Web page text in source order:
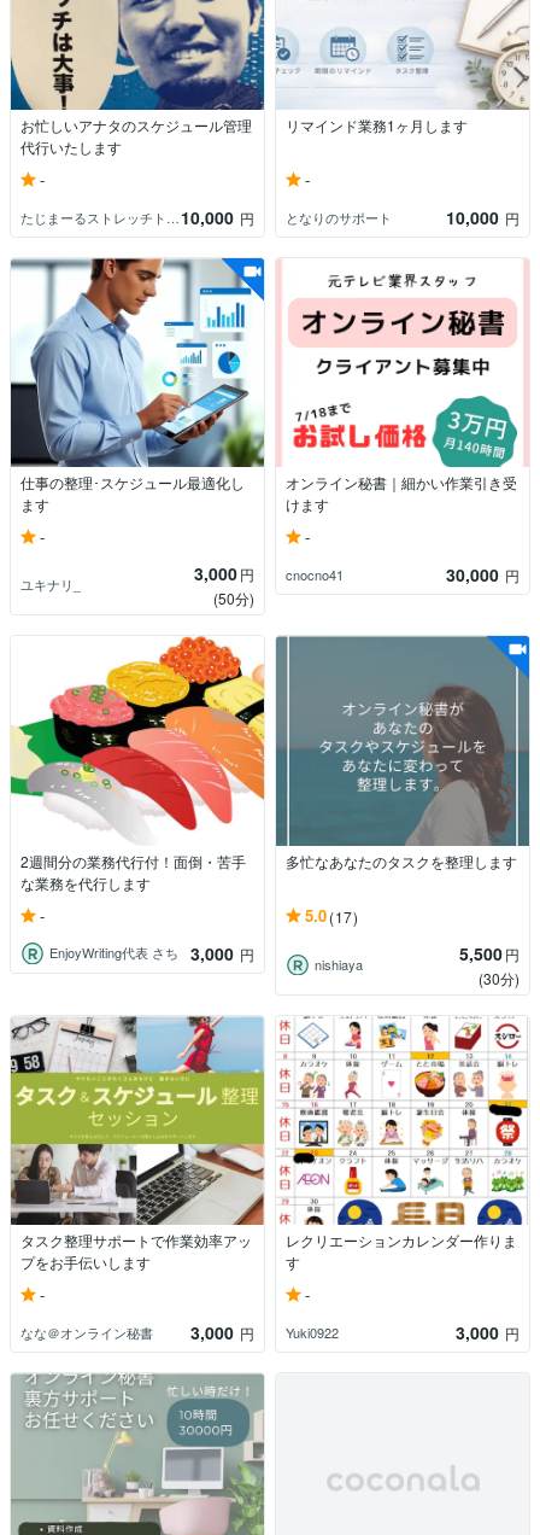
お忙しいアナタのスケジュール管理
代行いたします
-
たじまーるストレッチトレーナー 10,000 円
リマインド業務1ヶ月します
-
となりのサポート 10,000 円
仕事の整理･スケジュール最適化し
ます
-
ユキナリ_ 3,000円
(50分)
オンライン秘書｜細かい作業引き受
けます
-
cnocno41 30,000 円
2週間分の業務代行付！面倒・苦手
な業務を代行します
-
EnjoyWriting代表 さち 3,000 円
多忙なあなたのタスクを整理します
5.0(17)
nishiaya 5,500円
(30分)
タスク整理サポートで作業効率アッ
プをお手伝いします
-
なな＠オンライン秘書 3,000 円
レクリエーションカレンダー作りま
す
-
Yuki0922 3,000 円